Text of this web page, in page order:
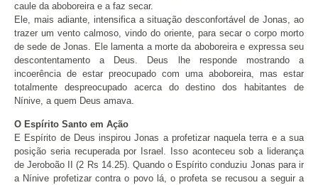
caule da aboboreira e a faz secar.
Ele, mais adiante, intensifica a situação desconfortável de Jonas, ao
trazer um vento calmoso, vindo do oriente, para secar o corpo morto
de sede de Jonas. Ele lamenta a morte da aboboreira e expressa seu
descontentamento a Deus. Deus lhe responde mostrando a
incoerência de estar preocupado com uma aboboreira, mas estar
totalmente despreocupado acerca do destino dos habitantes de
Nínive, a quem Deus amava.
O Espírito Santo em Ação
E Espírito de Deus inspirou Jonas a profetizar naquela terra e a sua
posição seria recuperada por Israel. Isso aconteceu sob a liderança
de Jeroboão II (2 Rs 14.25). Quando o Espírito conduziu Jonas para ir
a Nínive profetizar contra o povo lá, o profeta se recusou a seguir a